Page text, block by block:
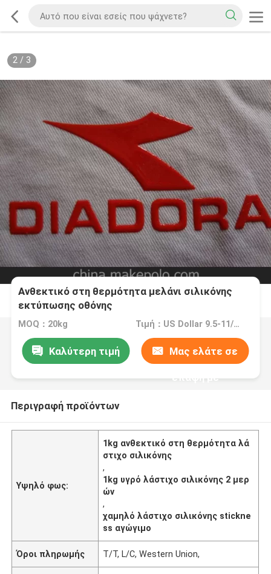
2/ 3
Ανθεκτικό στη θερμότητα μελάνι σιλικόνης
εκτύπωσης οθόνης
MOQ：20kg Τιμή：US Dollar 9.5-11/kg
Καλύτερη τιμή Μας ελάτε σε
επαφή με
Περιγραφή προϊόντων
Υψηλό φως:
1kg ανθεκτικό στη θερμότητα λά
στιχο σιλικόνης
,
1kg υγρό λάστιχο σιλικόνης 2 μερ
ών
,
χαμηλό λάστιχο σιλικόνης stickne
ss αγώγιμο
Όροι πληρωμής T/T, L/C, Western Union,